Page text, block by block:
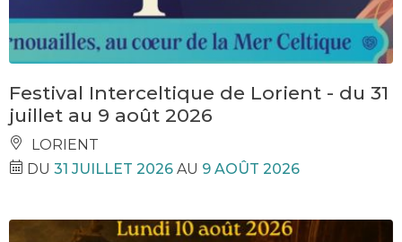
Festival Interceltique de Lorient - du 31
juillet au 9 août 2026
LORIENT
DU 31 JUILLET 2026 AU 9 AOÛT 2026